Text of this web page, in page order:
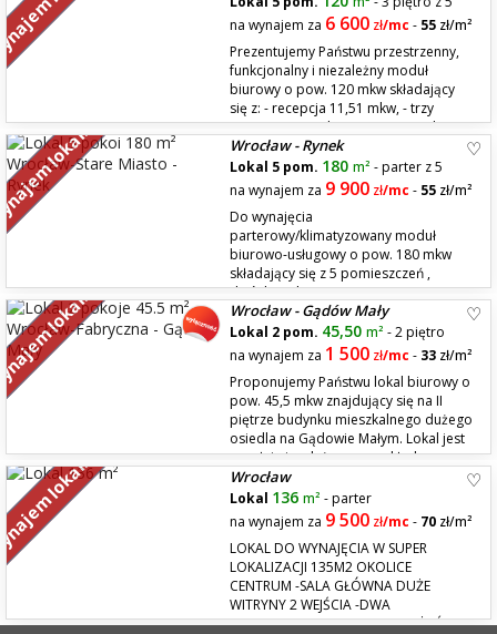
pobliżu Akademii Wrocławskiej i Pa...na wynajem za 6 600 zł/mc - 55 zł/m²
Prezentujemy Państwu przestrzenny,
funkcjonalny i niezależny moduł
biurowy o pow. 120 mkw składający
się z: - recepcja 11,51 mkw, - trzy
pomieszczenia biurowe 15,40 mkw +
19,72 mkw + 16,90 mkw - sala konferencyjna 17,47 mkw - zaplecze
socjalne 10,18 mkw - 2 toalety 7,62 mkw Lokalizacja to I...
lokali Wrocław - Rynek
Lokal 5 pom. 180m² - parter z 5
na wynajem za 9 900 zł/mc - 55 zł/m²
Do wynajęcia
parterowy/klimatyzowany moduł
biurowo-usługowy o pow. 180 mkw
składający się z 5 pomieszczeń ,
dwóch toalet i pomieszczenia
socjalnego. Piękne wysokie sufity 5,10 m / 4,20 m Lokalizacja to ścisłe
centrum Wrocławia, okolice Rynku, parter prestiżowej kamienicy z
początku XIX w. W odleg...
lokali Wrocław - Gądów Mały
Lokal 2 pom. 45,50m² - 2 piętro
na wynajem za 1 500 zł/mc - 33 zł/m²
Proponujemy Państwu lokal biurowy o
pow. 45,5 mkw znajdujący się na II
piętrze budynku mieszkalnego dużego
osiedla na Gądowie Małym. Lokal jest
w pełni niezależny ma rozkład
typowego mieszkania 2 pokojowego z aneksem kuchennym, posiada
wszystkie media miejskie, składa się z 2 pomieszczeń (większe...
lokali Wrocław
Lokal 136m² - parter
na wynajem za 9 500 zł/mc - 70 zł/m²
LOKAL DO WYNAJĘCIA W SUPER
LOKALIZACJI 135M2 OKOLICE
CENTRUM -SALA GŁÓWNA DUŻE
WITRYNY 2 WEJŚCIA -DWA
POMIESZCZENIA MOGĄCE SŁUŻYĆ